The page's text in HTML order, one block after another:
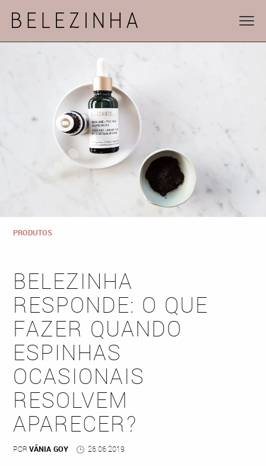
PRODUTOS
BELEZINHA
RESPONDE: O QUE
FAZER QUANDO
ESPINHAS
OCASIONAIS
RESOLVEM
APARECER?
PORVÂNIA GOY 26 06 2019